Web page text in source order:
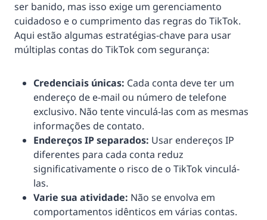
ser banido, mas isso exige um gerenciamento
cuidadoso e o cumprimento das regras do TikTok.
Aqui estão algumas estratégias-chave para usar
múltiplas contas do TikTok com segurança:
Credenciais únicas: Cada conta deve ter um
endereço de e-mail ou número de telefone
exclusivo. Não tente vinculá-las com as mesmas
informações de contato.
Endereços IP separados: Usar endereços IP
diferentes para cada conta reduz
significativamente o risco de o TikTok vinculá-
las.
Varie sua atividade: Não se envolva em
comportamentos idênticos em várias contas.